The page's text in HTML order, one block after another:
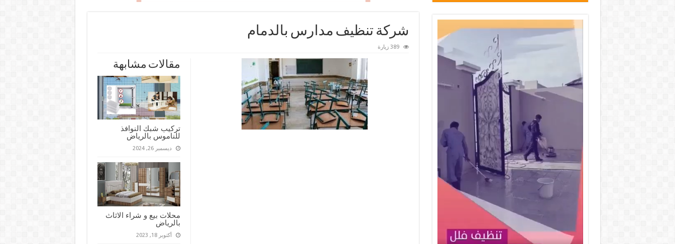
شركة تنظيف مدارس بالدمام
389 زيارة
مقالات مشابهة
تركيب شبك النوافذ
للناموس بالرياض
ديسمبر 26, 2024
محلات بيع و شراء الاثاث
بالرياض
أكتوبر 18, 2023